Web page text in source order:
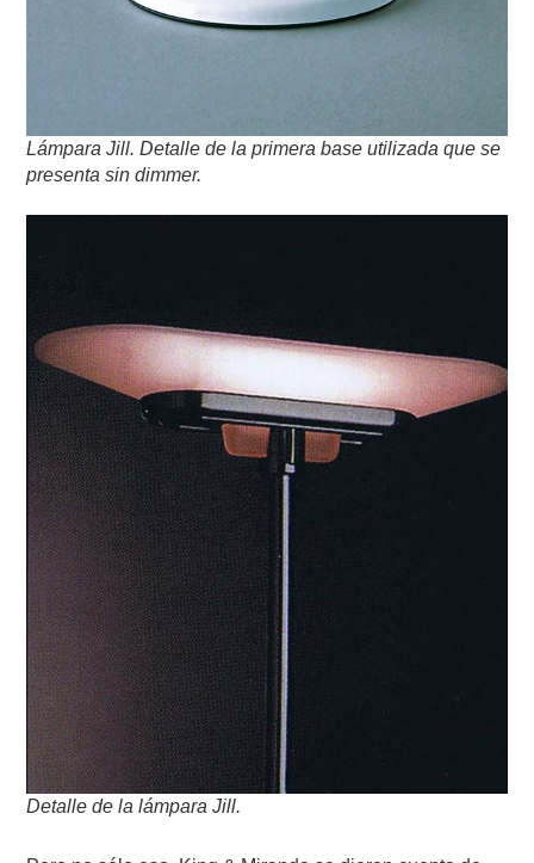
Lámpara Jill. Detalle de la primera base utilizada que se
presenta sin dimmer.
Detalle de la lámpara Jill.